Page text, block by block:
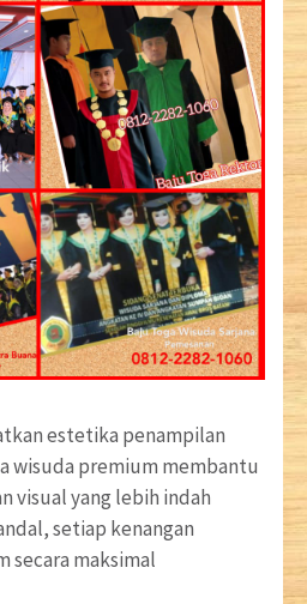
estetika penampilan
wisuda premium membantu
visual yang lebih indah
setiap kenangan
secara maksimal